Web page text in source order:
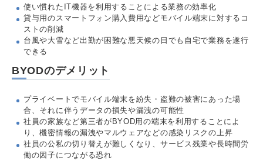
使い慣れたIT機器を利用することによる業務の効率化
貸与用のスマートフォン購入費用などモバイル端末に対するコ
ストの削減
台風や大雪など出勤が困難な悪天候の日でも自宅で業務を遂行
できる
BYODのデメリット
プライベートでモバイル端末を紛失・盗難の被害にあった場
合、それに伴うデータの損失や漏洩の可能性
社員の家族など第三者がBYOD用の端末を利用することによ
り、機密情報の漏洩やマルウェアなどの感染リスクの上昇
社員の公私の切り替えが難しくなり、サービス残業や長時間労
働の因子につながる恐れ